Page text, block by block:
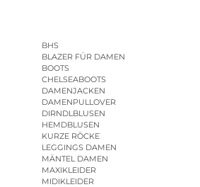
BHS
BLAZER FÜR DAMEN
BOOTS
CHELSEABOOTS
DAMENJACKEN
DAMENPULLOVER
DIRNDLBLUSEN
HEMDBLUSEN
KURZE RÖCKE
LEGGINGS DAMEN
MÄNTEL DAMEN
MAXIKLEIDER
MIDIKLEIDER